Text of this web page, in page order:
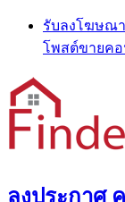
Skip
content
รับลงโฆษณ
โพสต์ขายค
ลงประกาศ